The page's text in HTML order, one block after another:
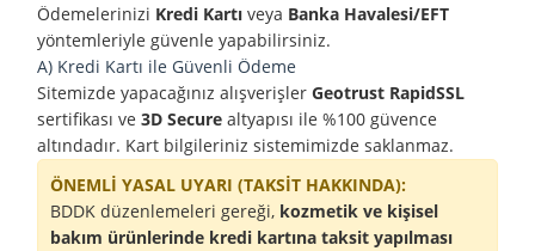
Ödemelerinizi Kredi Kartı veya Banka Havalesi/EFT
yöntemleriyle güvenle yapabilirsiniz.
A) Kredi Kartı ile Güvenli Ödeme
Sitemizde yapacağınız alışverişler Geotrust RapidSSL
sertifikası ve 3D Secure altyapısı ile %100 güvence
altındadır. Kart bilgileriniz sistemimizde saklanmaz.
ÖNEMLİ YASAL UYARI (TAKSİT HAKKINDA):
BDDK düzenlemeleri gereği, kozmetik ve kişisel
bakım ürünlerinde kredi kartına taksit yapılması